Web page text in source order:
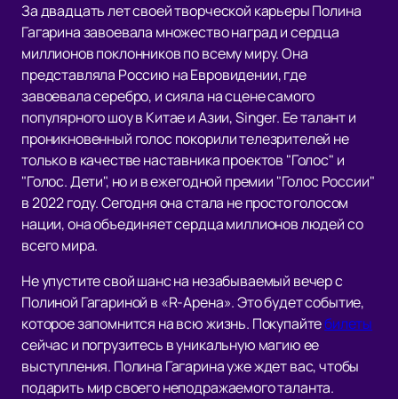
За двадцать лет своей творческой карьеры Полина
Гагарина завоевала множество наград и сердца
миллионов поклонников по всему миру. Она
представляла Россию на Евровидении, где
завоевала серебро, и сияла на сцене самого
популярного шоу в Китае и Азии, Singer. Ее талант и
проникновенный голос покорили телезрителей не
только в качестве наставника проектов "Голос" и
"Голос. Дети", но и в ежегодной премии "Голос России"
в 2022 году. Сегодня она стала не просто голосом
нации, она объединяет сердца миллионов людей со
всего мира.
Не упустите свой шанс на незабываемый вечер с
Полиной Гагариной в «R-Арена». Это будет событие,
которое запомнится на всю жизнь. Покупайтебилеты
сейчас и погрузитесь в уникальную магию ее
выступления. Полина Гагарина уже ждет вас, чтобы
подарить мир своего неподражаемого таланта.